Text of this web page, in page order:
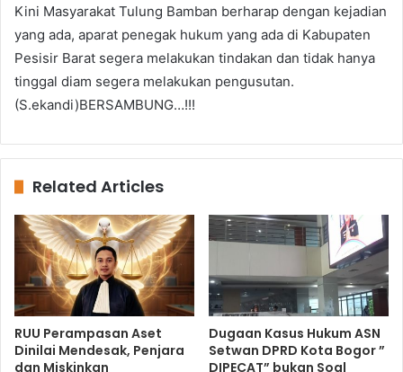
Kini Masyarakat Tulung Bamban berharap dengan kejadian
yang ada, aparat penegak hukum yang ada di Kabupaten
Pesisir Barat segera melakukan tindakan dan tidak hanya
tinggal diam segera melakukan pengusutan.
(S.ekandi)BERSAMBUNG…!!!
Related Articles
RUU Perampasan Aset
Dinilai Mendesak, Penjara
dan Miskinkan
Dugaan Kasus Hukum ASN
Setwan DPRD Kota Bogor ”
DIPECAT” bukan Soal